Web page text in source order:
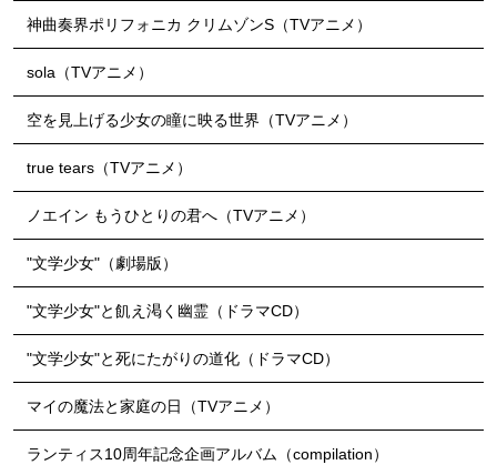
神曲奏界ポリフォニカ クリムゾンS（TVアニメ）
sola（TVアニメ）
空を見上げる少女の瞳に映る世界（TVアニメ）
true tears（TVアニメ）
ノエイン もうひとりの君へ（TVアニメ）
"文学少女"（劇場版）
"文学少女"と飢え渇く幽霊（ドラマCD）
"文学少女"と死にたがりの道化（ドラマCD）
マイの魔法と家庭の日（TVアニメ）
ランティス10周年記念企画アルバム（compilation）